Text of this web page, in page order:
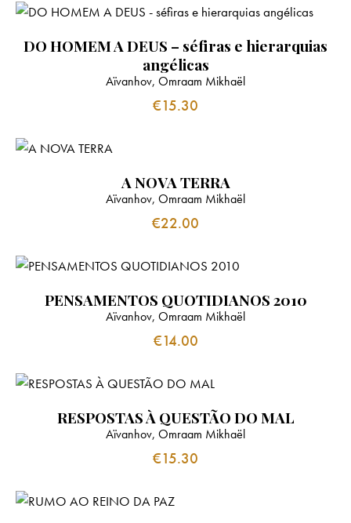
DO HOMEM A DEUS – séfiras e hierarquias
angélicas
Aïvanhov, Omraam Mikhaël
€15.30
A NOVA TERRA
Aïvanhov, Omraam Mikhaël
€22.00
PENSAMENTOS QUOTIDIANOS 2010
Aïvanhov, Omraam Mikhaël
€14.00
RESPOSTAS À QUESTÃO DO MAL
Aïvanhov, Omraam Mikhaël
€15.30